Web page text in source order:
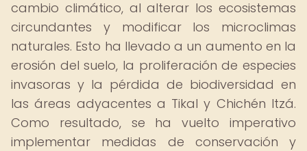
cambio climático, al alterar los ecosistemas
circundantes y modificar los microclimas
naturales. Esto ha llevado a un aumento en la
erosión del suelo, la proliferación de especies
invasoras y la pérdida de biodiversidad en
las áreas adyacentes a Tikal y Chichén Itzá.
Como resultado, se ha vuelto imperativo
implementar medidas de conservación y